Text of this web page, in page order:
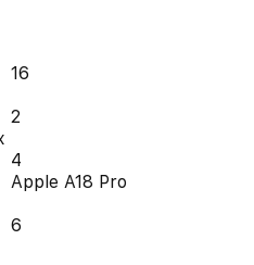
16
2
4
Apple A18 Pro
6